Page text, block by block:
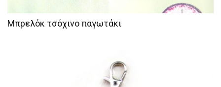
Μπρελόκ τσόχινο παγωτάκι